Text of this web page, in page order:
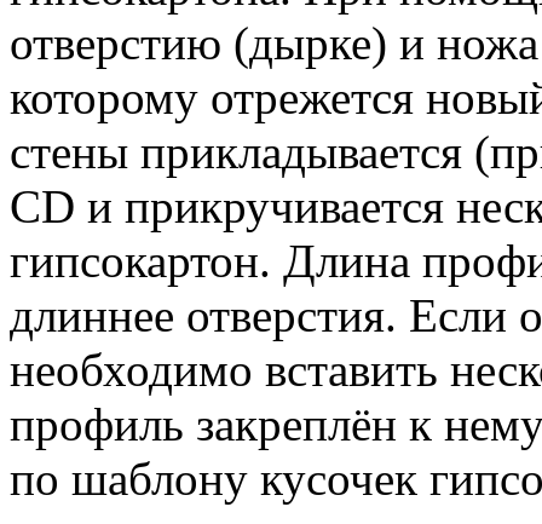
отверстию (дырке) и
которому отрежется
стены прикладывается
CD и прикручивается
гипсокартон. Длина
длиннее отверстия. Если
необходимо вставить
профиль закреплён к
по шаблону кусочек